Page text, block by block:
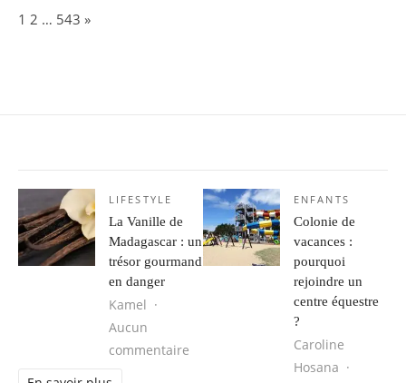
Page:
1 2 … 543 Next
»
LIFESTYLE
La Vanille de
Madagascar : un
trésor gourmand
en danger
Kamel
Aucun
commentaire sur La Vanille de Madagascar :
ENFANTS
Colonie de
vacances :
pourquoi
rejoindre un
centre équestre
?
Caroline
Hosana